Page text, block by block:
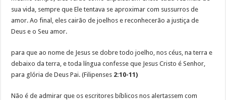
sua vida, sempre que Ele tentava se aproximar com sussurros de
amor. Ao final, eles cairão de joelhos e reconhecerão a justiça de
Deus e o Seu amor.
para que ao nome de Jesus se dobre todo joelho, nos céus, na terra e
debaixo da terra, e toda língua confesse que Jesus Cristo é Senhor,
para glória de Deus Pai. (Filipenses 2:10-11)
Não é de admirar que os escritores bíblicos nos alertassem com